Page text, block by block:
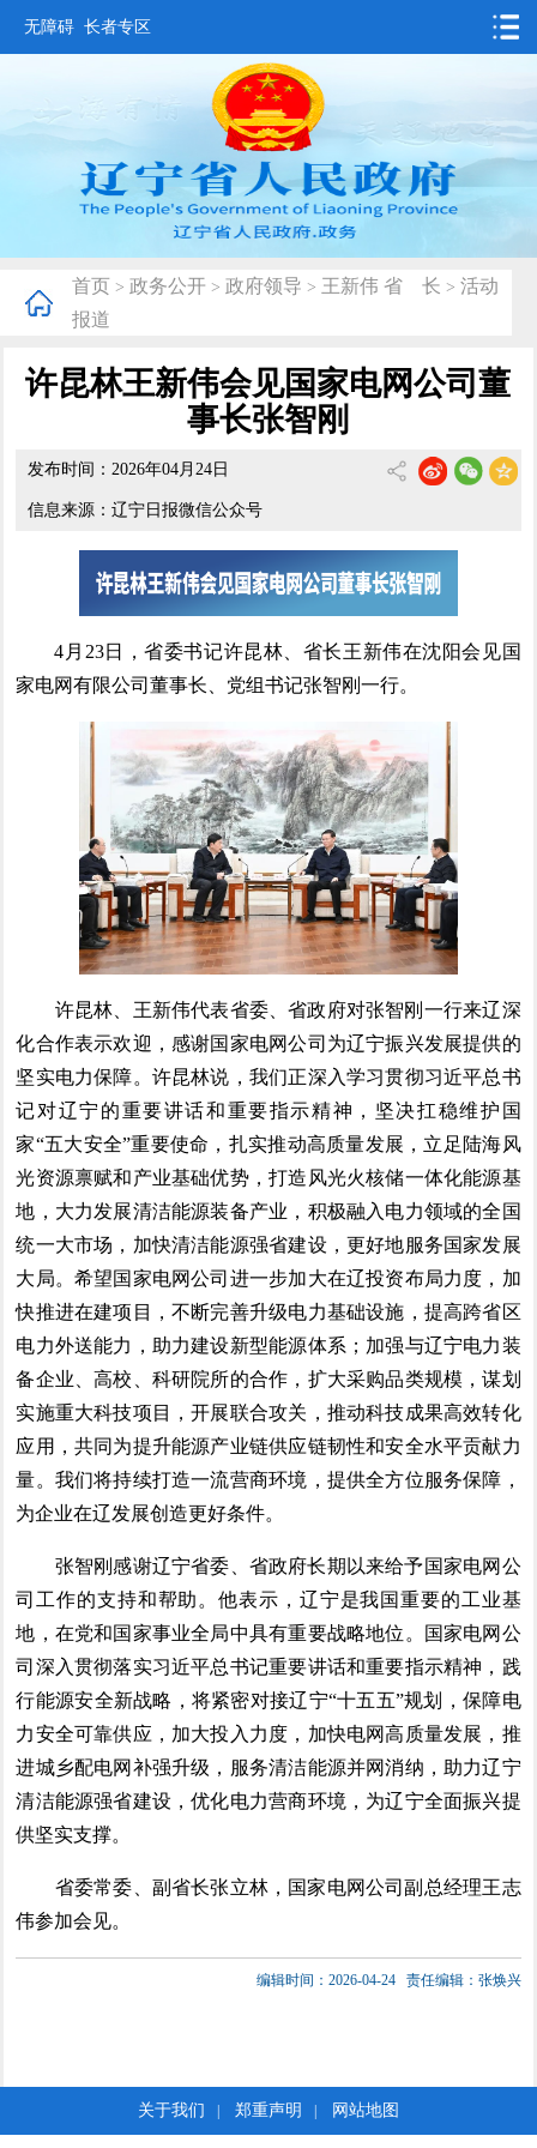
无障碍 长者专区
要闻动态
政务公开
互动交流
首页 > 政务公开 > 政府领导 > 王新伟 省 长 > 活动
报道
许昆林王新伟会见国家电网公司董
事长张智刚
发布时间：2026年04月24日
信息来源：辽宁日报微信公众号
4月23日，省委书记许昆林、省长王新伟在沈阳会见国
家电网有限公司董事长、党组书记张智刚一行。
许昆林、王新伟代表省委、省政府对张智刚一行来辽深
化合作表示欢迎，感谢国家电网公司为辽宁振兴发展提供的
坚实电力保障。许昆林说，我们正深入学习贯彻习近平总书
记对辽宁的重要讲话和重要指示精神，坚决扛稳维护国
家“五大安全”重要使命，扎实推动高质量发展，立足陆海风
光资源禀赋和产业基础优势，打造风光火核储一体化能源基
地，大力发展清洁能源装备产业，积极融入电力领域的全国
统一大市场，加快清洁能源强省建设，更好地服务国家发展
大局。希望国家电网公司进一步加大在辽投资布局力度，加
快推进在建项目，不断完善升级电力基础设施，提高跨省区
电力外送能力，助力建设新型能源体系；加强与辽宁电力装
备企业、高校、科研院所的合作，扩大采购品类规模，谋划
实施重大科技项目，开展联合攻关，推动科技成果高效转化
应用，共同为提升能源产业链供应链韧性和安全水平贡献力
量。我们将持续打造一流营商环境，提供全方位服务保障，
为企业在辽发展创造更好条件。
张智刚感谢辽宁省委、省政府长期以来给予国家电网公
司工作的支持和帮助。他表示，辽宁是我国重要的工业基
地，在党和国家事业全局中具有重要战略地位。国家电网公
司深入贯彻落实习近平总书记重要讲话和重要指示精神，践
行能源安全新战略，将紧密对接辽宁“十五五”规划，保障电
力安全可靠供应，加大投入力度，加快电网高质量发展，推
进城乡配电网补强升级，服务清洁能源并网消纳，助力辽宁
清洁能源强省建设，优化电力营商环境，为辽宁全面振兴提
供坚实支撑。
省委常委、副省长张立林，国家电网公司副总经理王志
伟参加会见。
编辑时间：2026-04-24 责任编辑：张焕兴
关于我们 | 郑重声明 | 网站地图